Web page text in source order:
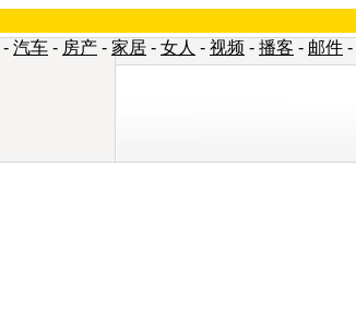
- 汽车 - 房产 - 家居 - 女人 - 视频 - 播客 - 邮件 -